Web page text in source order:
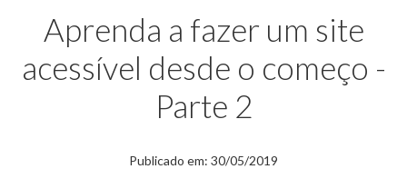
Aprenda a fazer um site
acessível desde o começo -
Parte 2
Publicado em: 30/05/2019